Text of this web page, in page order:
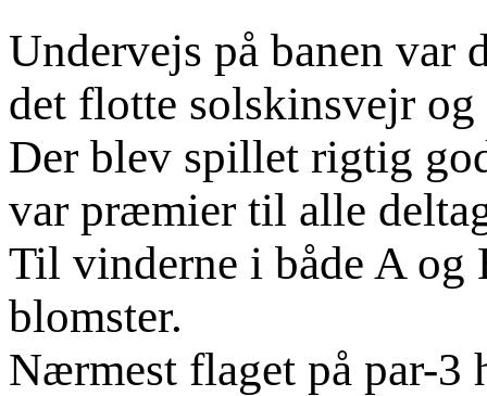
Undervejs på banen var
det flotte solskinsvejr
Der blev spillet rigtig
var præmier til alle
Til vinderne i både A og
blomster.
Nærmest flaget på par-3